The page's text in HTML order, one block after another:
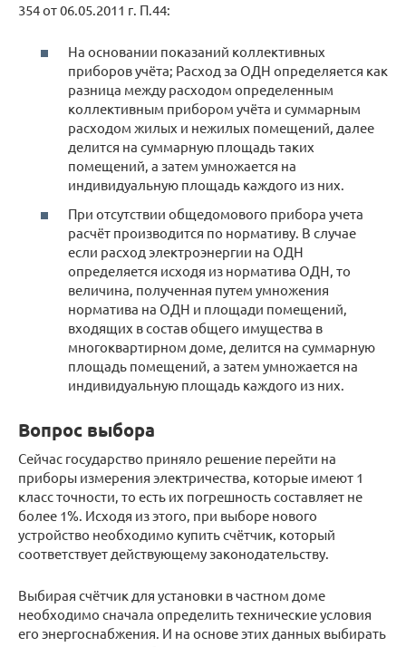
354 от 06.05.2011 г. П.44:
На основании показаний коллективных
приборов учёта; Расход за ОДН определяется как
разница между расходом определенным
коллективным прибором учёта и суммарным
расходом жилых и нежилых помещений, далее
делится на суммарную площадь таких
помещений, а затем умножается на
индивидуальную площадь каждого из них.
При отсутствии общедомового прибора учета
расчёт производится по нормативу. В случае
если расход электроэнергии на ОДН
определяется исходя из норматива ОДН, то
величина, полученная путем умножения
норматива на ОДН и площади помещений,
входящих в состав общего имущества в
многоквартирном доме, делится на суммарную
площадь помещений, а затем умножается на
индивидуальную площадь каждого из них.
Вопрос выбора
Сейчас государство приняло решение перейти на
приборы измерения электричества, которые имеют 1
класс точности, то есть их погрешность составляет не
более 1%. Исходя из этого, при выборе нового
устройство необходимо купить счётчик, который
соответствует действующему законодательству.
Выбирая счётчик для установки в частном доме
необходимо сначала определить технические условия
его энергоснабжения. И на основе этих данных выбирать